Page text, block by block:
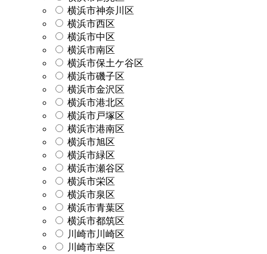
横浜市神奈川区
横浜市西区
横浜市中区
横浜市南区
横浜市保土ケ谷区
横浜市磯子区
横浜市金沢区
横浜市港北区
横浜市戸塚区
横浜市港南区
横浜市旭区
横浜市緑区
横浜市瀬谷区
横浜市栄区
横浜市泉区
横浜市青葉区
横浜市都筑区
川崎市川崎区
川崎市幸区